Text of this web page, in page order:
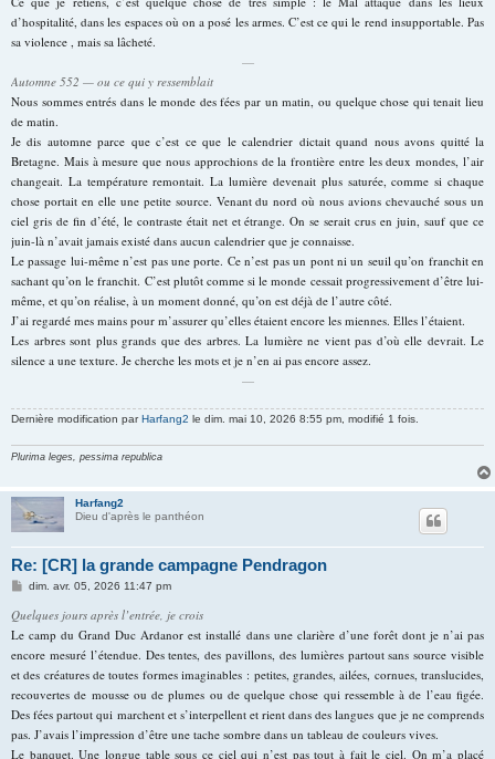
d’hospitalité, dans les espaces où on a posé les armes. C’est ce qui le rend insupportable. Pas
sa violence , mais sa lâcheté.
—
Automne 552 — ou ce qui y ressemblait
Nous sommes entrés dans le monde des fées par un matin, ou quelque chose qui tenait lieu
de matin.
Je dis automne parce que c’est ce que le calendrier dictait quand nous avons quitté la
Bretagne. Mais à mesure que nous approchions de la frontière entre les deux mondes, l’air
changeait. La température remontait. La lumière devenait plus saturée, comme si chaque
chose portait en elle une petite source. Venant du nord où nous avions chevauché sous un
ciel gris de fin d’été, le contraste était net et étrange. On se serait crus en juin, sauf que ce
juin-là n’avait jamais existé dans aucun calendrier que je connaisse.
Le passage lui-même n’est pas une porte. Ce n’est pas un pont ni un seuil qu’on franchit en
sachant qu’on le franchit. C’est plutôt comme si le monde cessait progressivement d’être lui-
même, et qu’on réalise, à un moment donné, qu’on est déjà de l’autre côté.
J’ai regardé mes mains pour m’assurer qu’elles étaient encore les miennes. Elles l’étaient.
Les arbres sont plus grands que des arbres. La lumière ne vient pas d’où elle devrait. Le
silence a une texture. Je cherche les mots et je n’en ai pas encore assez.
—
Dernière modification parHarfang2 le dim. mai 10, 2026 8:55 pm, modifié 1 fois.
Plurima leges, pessima republica
Harfang2
Dieu d'après le panthéon
Re: [CR] la grande campagne Pendragon
M
s
a
g
dim. avr. 05, 2026 11:47 pm
Quelques jours après l’entrée, je crois
Le camp du Grand Duc Ardanor est installé dans une clarière d’une forêt dont je n’ai pas
encore mesuré l’étendue. Des tentes, des pavillons, des lumières partout sans source visible
et des créatures de toutes formes imaginables : petites, grandes, ailées, cornues, translucides,
recouvertes de mousse ou de plumes ou de quelque chose qui ressemble à de l’eau figée.
Des fées partout qui marchent et s’interpellent et rient dans des langues que je ne comprends
pas. J’avais l’impression d’être une tache sombre dans un tableau de couleurs vives.
Le banquet. Une longue table sous ce ciel qui n’est pas tout à fait le ciel. On m’a placé